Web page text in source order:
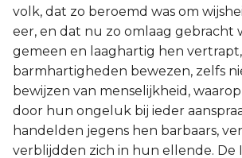
volk, dat zo beroemd was om
eer, en dat nu zo omlaag gebracht
gemeen en laaghartig hen
barmhartigheden bewezen, zelfs
bewijzen van menselijkheid,
door hun ongeluk bij ieder
handelden jegens hen barbaars,
verblijdden zich in hun ellende. De